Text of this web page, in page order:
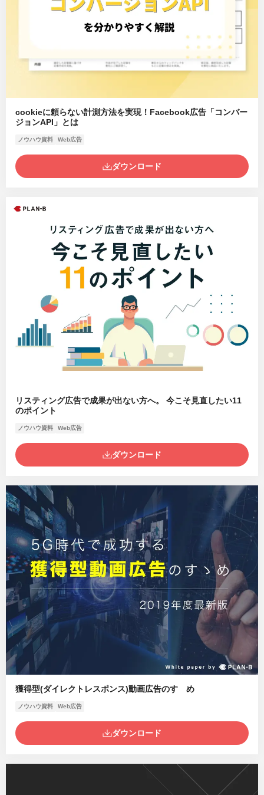
cookieに頼らない計測方法を実現！Facebook広告「コンバー
ジョンAPI」とは
ノウハウ資料 Web広告
ダウンロード
リスティング広告で成果が出ない方へ。 今こそ見直したい11
のポイント
ノウハウ資料 Web広告
ダウンロード
獲得型(ダイレクトレスポンス)動画広告のすゝめ
ノウハウ資料 Web広告
ダウンロード